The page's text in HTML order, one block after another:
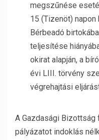
megszűnése
15 (Tizenöt)
Bérbeadó
teljesítése
okirat alapján, a
évi LIII. törvény
végrehajtási
A Gazdasági Bizottság
pályázatot indoklás